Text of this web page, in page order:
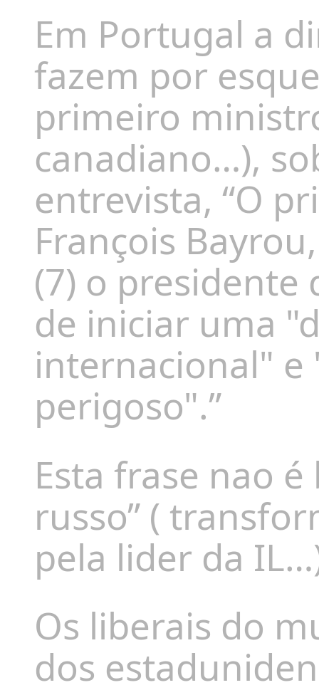
Em Portugal a
fazem por
primeiro
canadiano…),
entrevista, “O
François
(7) o presidente
de iniciar uma
internacional"
perigoso".”
Esta frase nao
russo” (
pela lider da
Os liberais do
dos